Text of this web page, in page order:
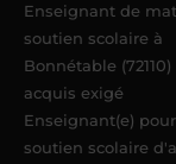
Enseignant de
soutien scolaire à
Bonnétable (72110)
acquis exigé
Enseignant(e)
soutien scolaire